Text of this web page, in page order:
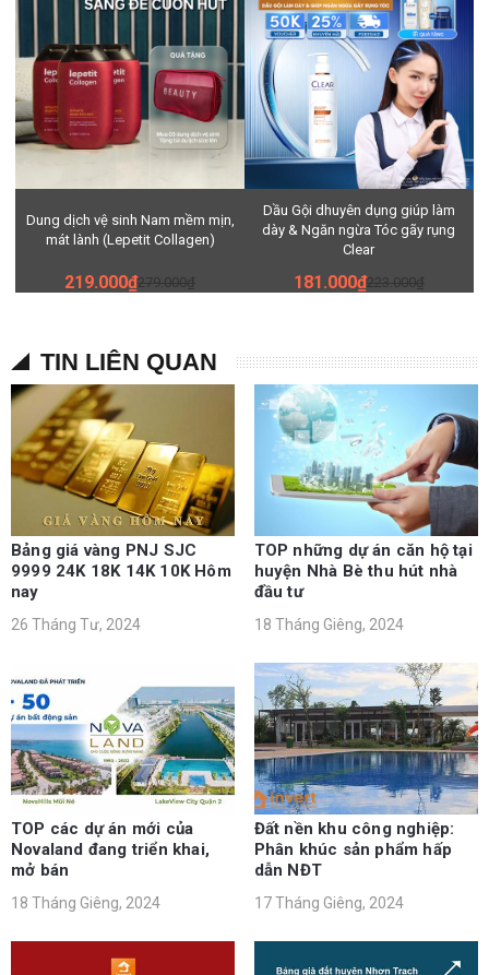
Dung dịch vệ sinh Nam mềm mịn,
mát lành (Lepetit Collagen)
219.000₫279.000₫
Dầu Gội dhuyên dụng giúp làm
dày & Ngăn ngừa Tóc gãy rụng
Clear
181.000₫223.000₫
TIN LIÊN QUAN
Bảng giá vàng PNJ SJC
9999 24K 18K 14K 10K Hôm
nay
26 Tháng Tư, 2024
TOP những dự án căn hộ tại
huyện Nhà Bè thu hút nhà
đầu tư
18 Tháng Giêng, 2024
TOP các dự án mới của
Novaland đang triển khai,
mở bán
18 Tháng Giêng, 2024
Đất nền khu công nghiệp:
Phân khúc sản phẩm hấp
dẫn NĐT
17 Tháng Giêng, 2024